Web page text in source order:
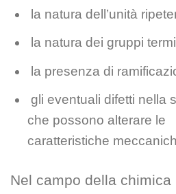
la natura dell’unità
la natura dei gruppi
la presenza di
gli eventuali difetti nella
che possono alterare le
caratteristiche
Nel campo della